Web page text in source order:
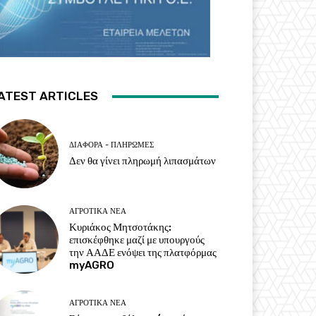
ARTICLES
ΔΙΆΦΟΡΑ - ΠΛΗΡΩΜΈΣ
Δεν θα γίνει πληρωμή λιπασμάτων
ΑΓΡΟΤΙΚΆ ΝΈΑ
Κυριάκος Μητσοτάκης:
επισκέφθηκε μαζί με υπουργούς
την ΑΑΔΕ ενόψει της πλατφόρμας
myAGRO
ΑΓΡΟΤΙΚΆ ΝΈΑ